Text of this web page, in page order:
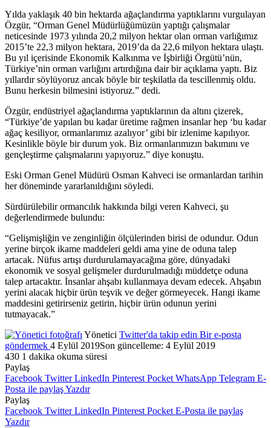
Yılda yaklaşık 40 bin hektarda ağaçlandırma yaptıklarını vurgulayan
Özgür, “Orman Genel Müdürlüğümüzün yaptığı çalışmalar
neticesinde 1973 yılında 20,2 milyon hektar olan orman varlığımız
2015’te 22,3 milyon hektara, 2019’da da 22,6 milyon hektara ulaştı.
Bu yıl içerisinde Ekonomik Kalkınma ve İşbirliği Örgütü’nün,
Türkiye’nin orman varlığını artırdığına dair bir açıklama yaptı. Biz
yıllardır söylüyoruz ancak böyle bir teşkilatla da tescillenmiş oldu.
Bunu herkesin bilmesini istiyoruz.” dedi.
Özgür, endüstriyel ağaçlandırma yaptıklarının da altını çizerek,
“Türkiye’de yapılan bu kadar üretime rağmen insanlar hep ‘bu kadar
ağaç kesiliyor, ormanlarımız azalıyor’ gibi bir izlenime kapılıyor.
Kesinlikle böyle bir durum yok. Biz ormanlarımızın bakımını ve
gençleştirme çalışmalarını yapıyoruz.” diye konuştu.
Eski Orman Genel Müdürü Osman Kahveci ise ormanlardan tarihin
her döneminde yararlanıldığını söyledi.
Sürdürülebilir ormancılık hakkında bilgi veren Kahveci, şu
değerlendirmede bulundu:
“Gelişmişliğin ve zenginliğin ölçülerinden birisi de odundur. Odun
yerine birçok ikame maddeleri geldi ama yine de oduna talep
artacak. Nüfus artışı durdurulamayacağına göre, dünyadaki
ekonomik ve sosyal gelişmeler durdurulmadığı müddetçe oduna
talep artacaktır. İnsanlar ahşabı kullanmaya devam edecek. Ahşabın
yerini alacak hiçbir ürün teşvik ve değer görmeyecek. Hangi ikame
maddesini getirirseniz getirin, hiçbir ürün odunun yerini
tutmayacak.”
Yönetici Twitter'da takip edin Bir e-posta
göndermek 4 Eylül 2019Son güncelleme: 4 Eylül 2019
430 1 dakika okuma süresi
Paylaş
Facebook Twitter LinkedIn Pinterest Pocket WhatsApp Telegram E-
Posta ile paylaşYazdır
Paylaş
Facebook Twitter LinkedIn Pinterest Pocket E-Posta ile paylaş
Yazdır